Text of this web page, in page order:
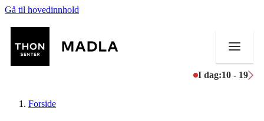
Gå til hovedinnhold
I dag:10 - 19
Forside